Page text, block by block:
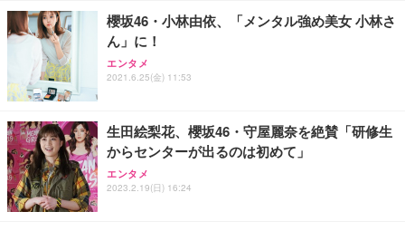
ョン PCチェア 通気性メッシュ ゲーミング/勉強/事
務用 おしゃれ パソコンチェア (ブラック)
Sezlife オフィスチェア デスクチェア 疲れない テレ
ワーク チェア 強化バックレスト 30度ロッキング機
能 人間工学 椅子 腰サポート 90度跳ね上げ式アーム
務用 おしゃれ パソコンチェア (ホワイト)
ANDWINT オフィスチェア デスクチェア 肘なし メ
ッシュ 通気性 ランバーサポート付き 腰サポート ガ
ス圧無段階昇降 360度回転 キャスター付き コンパク
【整備済み品】Dell E2724HS 27インチ 液晶モニタ
ー フルHD（1920×1080）VA 非光沢 HDMI/DisplayP
ort/VGA スピーカー内蔵 高さ調整 スイベル VESA対
【MiniLED/24.5inch/280Hz/FHD】GRAPHT THE S
HOOTER Gaming Monitor 24” Essential ゲーミン
グモニター QD 24.5インチ 1ms FHD 量子ドット 残
Smart Basic(スマートベーシック) 【Amazon.co.jp
限定】 Smart Basic アイリスオーヤマ ペットシーツ
超厚型 お徳用 ワイド 100枚入 (x 1) (ケース販売)
アイリスオーヤマ ペットシーツ 超厚型 お徳用 レギ
ュラー 200枚入【Amazon.co.jp限定】
櫻坂46・小林由依、「メンタル強め美女 小林さ
ん」に！
エンタメ
2021.6.25(金) 11:53
生田絵梨花、櫻坂46・守屋麗奈を絶賛「研修生
からセンターが出るのは初めて」
エンタメ
2023.2.19(日) 16:24